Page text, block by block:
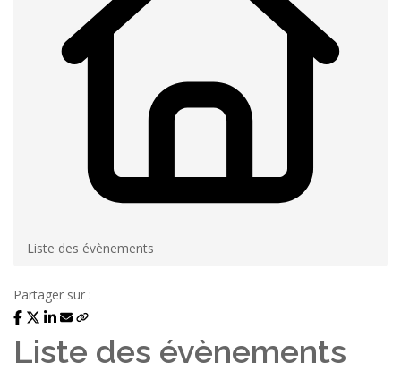
Liste des évènements
Partager sur :
Liste des évènements